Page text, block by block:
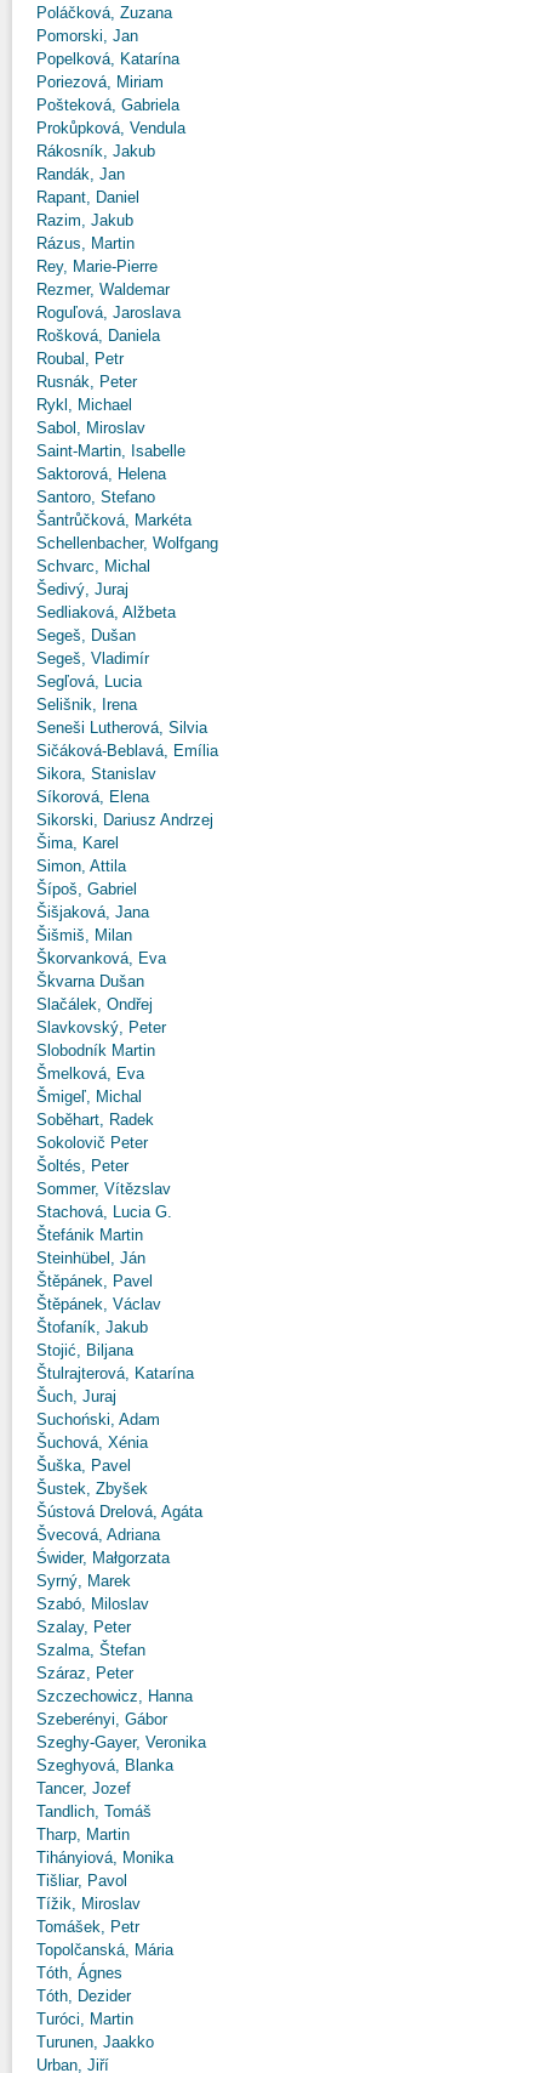
Poláčková, Zuzana
Pomorski, Jan
Popelková, Katarína
Poriezová, Miriam
Pošteková, Gabriela
Prokůpková, Vendula
Rákosník, Jakub
Randák, Jan
Rapant, Daniel
Razim, Jakub
Rázus, Martin
Rey, Marie-Pierre
Rezmer, Waldemar
Roguľová, Jaroslava
Rošková, Daniela
Roubal, Petr
Rusnák, Peter
Rykl, Michael
Sabol, Miroslav
Saint-Martin, Isabelle
Saktorová, Helena
Santoro, Stefano
Šantrůčková, Markéta
Schellenbacher, Wolfgang
Schvarc, Michal
Šedivý, Juraj
Sedliaková, Alžbeta
Segeš, Dušan
Segeš, Vladimír
Segľová, Lucia
Selišnik, Irena
Seneši Lutherová, Silvia
Sičáková-Beblavá, Emília
Sikora, Stanislav
Síkorová, Elena
Sikorski, Dariusz Andrzej
Šima, Karel
Simon, Attila
Šípoš, Gabriel
Šišjaková, Jana
Šišmiš, Milan
Škorvanková, Eva
Škvarna Dušan
Slačálek, Ondřej
Slavkovský, Peter
Slobodník Martin
Šmelková, Eva
Šmigeľ, Michal
Soběhart, Radek
Sokolovič Peter
Šoltés, Peter
Sommer, Vítězslav
Stachová, Lucia G.
Štefánik Martin
Steinhübel, Ján
Štěpánek, Pavel
Štěpánek, Václav
Štofaník, Jakub
Stojić, Biljana
Štulrajterová, Katarína
Šuch, Juraj
Suchoński, Adam
Šuchová, Xénia
Šuška, Pavel
Šustek, Zbyšek
Šústová Drelová, Agáta
Švecová, Adriana
Świder, Małgorzata
Syrný, Marek
Szabó, Miloslav
Szalay, Peter
Szalma, Štefan
Száraz, Peter
Szczechowicz, Hanna
Szeberényi, Gábor
Szeghy-Gayer, Veronika
Szeghyová, Blanka
Tancer, Jozef
Tandlich, Tomáš
Tharp, Martin
Tihányiová, Monika
Tišliar, Pavol
Tížik, Miroslav
Tomášek, Petr
Topolčanská, Mária
Tóth, Ágnes
Tóth, Dezider
Turóci, Martin
Turunen, Jaakko
Urban, Jiří